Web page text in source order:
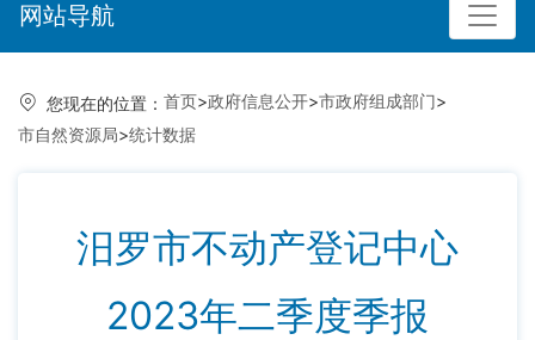
网站导航
您现在的位置： 首页>政府信息公开>市政府组成部门>
市自然资源局>统计数据
汨罗市不动产登记中心
2023年二季度季报